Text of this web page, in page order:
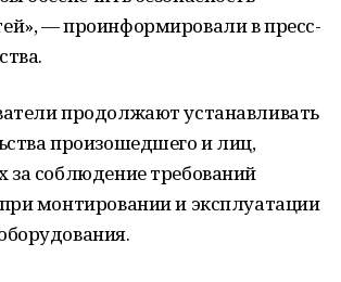
— проинформировали в пресс-
продолжают устанавливать
произошедшего и лиц,
за соблюдение требований
монтировании и эксплуатации